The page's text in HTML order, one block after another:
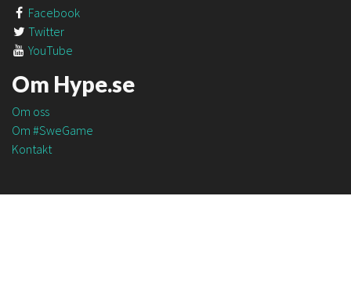
Facebook
Twitter
YouTube
Om Hype.se
Om oss
Om #SweGame
Kontakt